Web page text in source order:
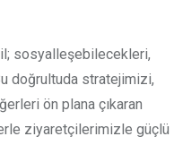
sosyalleşebilecekleri,
doğrultuda stratejimizi,
ön plana çıkaran
ziyaretçilerimizle güçlü